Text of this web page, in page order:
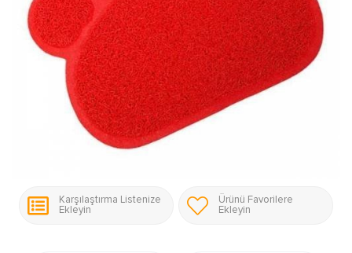
Karşılaştırma Listenize
Ekleyin
Ürünü Favorilere
Ekleyin